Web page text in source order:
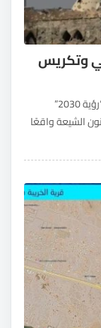
وتكريس
في الوقت الذي تسوّق فيه السلطات السعودية “رؤية 2030”
الشيعة واقعًا